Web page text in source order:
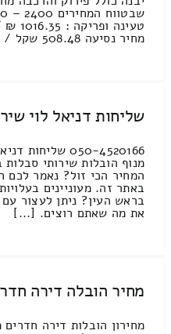
מחיר נסיעה 508.48 שקל / זמן נסיעה בין [...]
שליחות דניאל לוי
050-4520166
מנוף הובלות שירותי
המחיר הכי זול? נאמר
באתר זה. מעוניינים
בראש העין? ניתן לעצור
את מה שאתם רוצים. [...]
מחיר הובלה דירה
מחירון הובלות דירה